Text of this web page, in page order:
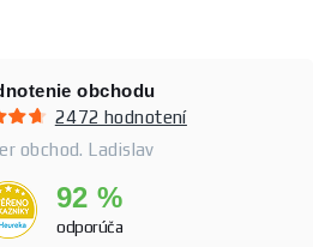
obchodu
2472 hodnotení
obchod. Ladislav
92 %
odporúča